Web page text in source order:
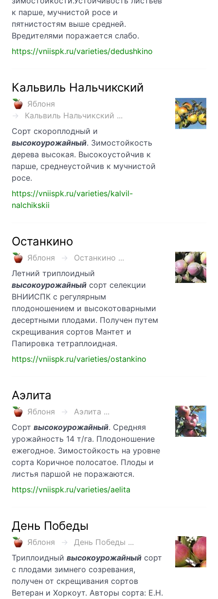
к парше, мучнистой росе и
пятнистостям выше средней.
Вредителями поражается слабо.
https://vniispk.ru/varieties/dedushkino
Кальвиль Нальчикский
Яблоня
Кальвиль Нальчикский ...
Сорт скороплодный и
высокоурожайный. Зимостойкость
дерева высокая. Высокоустойчив к
парше, среднеустойчив к мучнистой
росе.
https://vniispk.ru/varieties/kalvil-
nalchikskii
Останкино
Яблоня
Останкино ...
Летний триплоидный
высокоурожайный сорт селекции
ВНИИСПК с регулярным
плодоношением и высокотоварными
десертными плодами. Получен путем
скрещивания сортов Мантет и
Папировка тетраплоидная.
https://vniispk.ru/varieties/ostankino
Аэлита
Яблоня
Аэлита ...
Сорт высокоурожайный. Средняя
урожайность 14 т/га. Плодоношение
ежегодное. Зимостойкость на уровне
сорта Коричное полосатое. Плоды и
листья паршой не поражаются.
https://vniispk.ru/varieties/aelita
День Победы
Яблоня
День Победы ...
Триплоидный высокоурожайный сорт
с плодами зимнего созревания,
получен от скрещивания сортов
Ветеран и Хоркоут. Авторы сорта: Е.Н.